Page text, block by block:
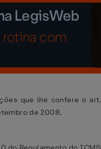
que lhe confere
de 2008,